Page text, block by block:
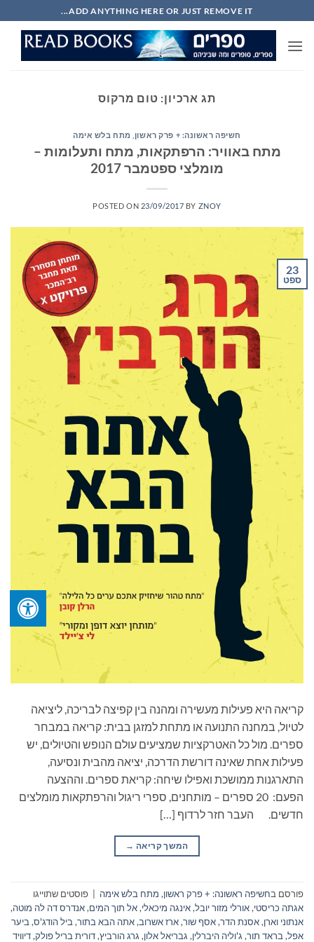
to
content
ADD ANYTHING HERE OR JUST REMOVE IT...
תג ארכיון: טום מרקוס
חשיפה ראשונה: + פרק ראשון מתח בלש אימה
מתח באוויר: הרפתקאות, מתח ותעלומות –
מומלצי ספטמבר 2017
POSTED ON 23/09/2017 BY ZNOY
23
ספט
קריאה היא פעילות מעשירה ומהנה בין קפיצה לבריכה, ליציאה
לטיול, במחנה התנועה או מתחת למזגן בבית: קריאה במבחר
ספרים. מול כל האטרקציות שמציעים עולם הנופש והטיולים, יש
פעילות אחת שאינה דורשת הדרכה, יציאה מהבית ונסיעה,
התארגנות ממושכת ואפילו שיחה: קריאת ספרים. וההצעה
הפעם: 20 ספרים – מותחנים, ספרי ריגול והרפתקאות מומלצים
חדשים. העבר חזר לרדוף […]
המשך קריאה →
פורסם בחשיפה ראשונה: + פרק ראשון, מתח בלש אימה
פוסטים שתוייגו
אגתה כריסטי,אורלי מזור יובל,אינגה מיכאלי,אל תוך המים,אנדרס דה לה מוטה,
אנתוני וארן,אסנת הדר,אסף שור,ארז אשרוב,אתה הבא בתור,ביל הודג'ס,ביער
אפל,בראד תור, ג'וליה היברלין, גבריאל אלון, גרג הורביץ,דורית בריל פולק,דיוויד